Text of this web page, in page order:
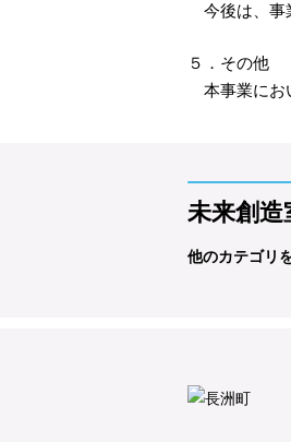
今後は、事
５．その他
本事業にお
未来創造
他のカテゴリ